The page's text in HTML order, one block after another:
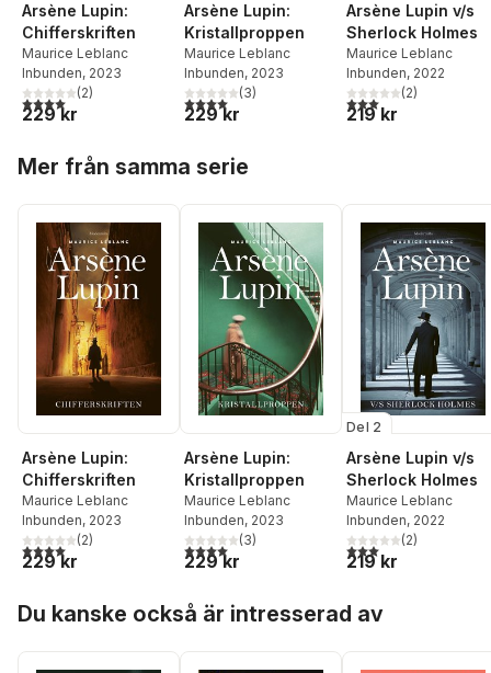
Arsène Lupin:
Chifferskriften
Maurice Leblanc
Inbunden, 2023
4,0utav 5 stjärnor. Totalt antal röster:
(2)
229 kr
Arsène Lupin:
Kristallproppen
Maurice Leblanc
Inbunden, 2023
4,0utav 5 stjärnor. Totalt antal röster:
(3)
229 kr
Arsène Lupin v/s
Sherlock Holmes
Maurice Leblanc
Inbunden, 2022
3,0utav 5 stjärnor.
(2)
219 kr
Mer från samma serie
Arsène Lupin:
Chifferskriften
Maurice Leblanc
Inbunden, 2023
4,0utav 5 stjärnor. Totalt antal röster:
(2)
229 kr
Arsène Lupin:
Kristallproppen
Maurice Leblanc
Inbunden, 2023
4,0utav 5 stjärnor. Totalt antal röster:
(3)
229 kr
Del 2
Arsène Lupin v/s
Sherlock Holmes
Maurice Leblanc
Inbunden, 2022
3,0utav 5 stjärnor.
(2)
219 kr
Du kanske också är intresserad av